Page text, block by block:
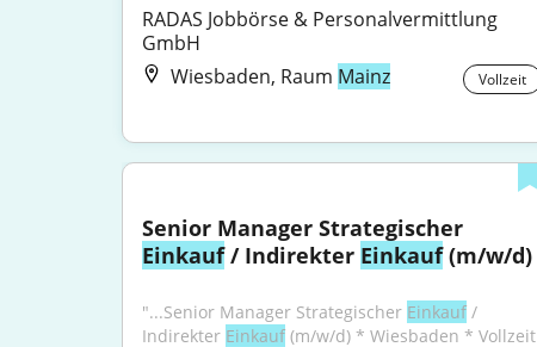
RADAS Jobbörse & Personalvermittlung
GmbH
Wiesbaden, Raum Mainz Vollzeit
Einkauf / Indirekter Einkauf (m/w/d)
"...Senior Manager Strategischer Einkauf /
Indirekter Einkauf (m/w/d) * Wiesbaden * Vollzeit